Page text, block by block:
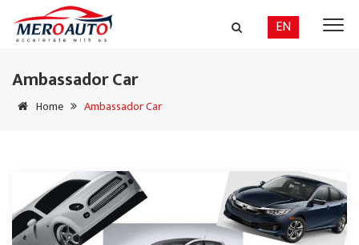
EN
Ambassador Car
Home Ambassador Car